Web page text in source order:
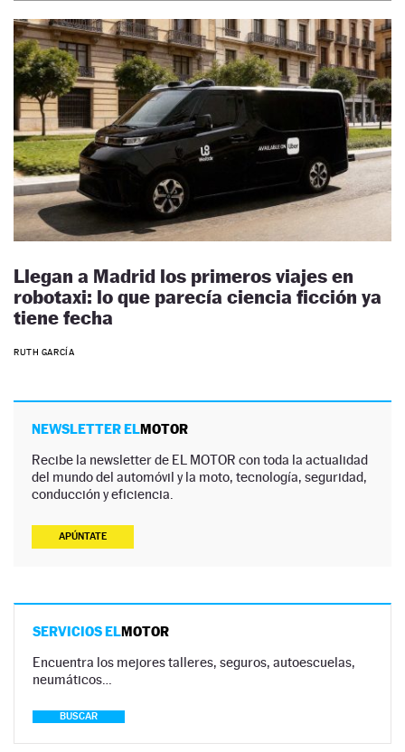
Llegan a Madrid los primeros viajes en
robotaxi: lo que parecía ciencia ficción ya
tiene fecha
RUTH GARCÍA
NEWSLETTER ELMOTOR
Recibe la newsletter de EL MOTOR con toda la actualidad
del mundo del automóvil y la moto, tecnología, seguridad,
conducción y eficiencia.
APÚNTATE
SERVICIOS ELMOTOR
Encuentra los mejores talleres, seguros, autoescuelas,
neumáticos…
BUSCAR